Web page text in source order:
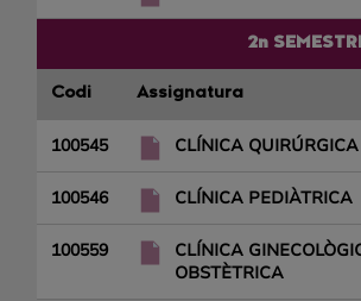
2n
Codi Assignatura
100545 CLÍNICA QUIRÚRGICA
100546 CLÍNICA PEDIÀTRICA
100559
CLÍNICA
OBSTÈTRICA